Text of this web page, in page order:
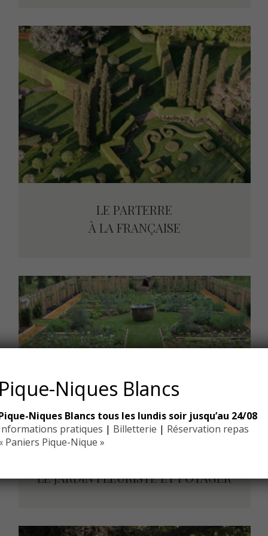
LE PARTERRE
À LA FRANÇAISE
LE PARTERRE
À LA FRANÇAISE
LE JARDIN FLEURISTE ET POTAGER
LE JARDIN FLEURISTE ET POTAGER
Niques Blancs
Niques Blancs tous les lundis soir jusqu’au 24/08
pratiques | Billetterie | Réservation repas
Paniers Pique-Nique »